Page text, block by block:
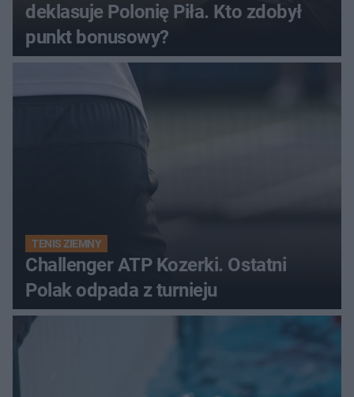
deklasuje Polonię Piła. Kto zdobył
punkt bonusowy?
TENIS ZIEMNY
Challenger ATP Kozerki. Ostatni
Polak odpada z turnieju